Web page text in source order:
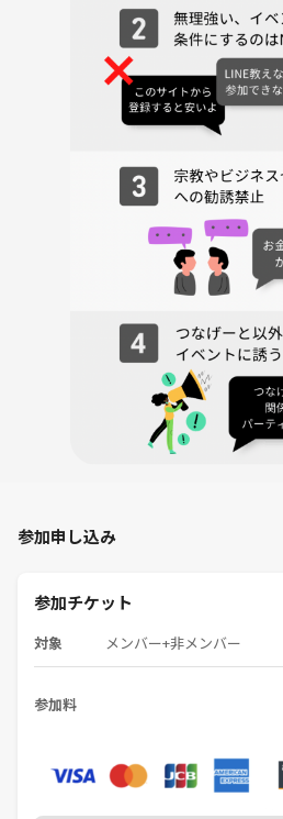
何か一品（食べ物、お菓子、お酒、おつ
を持ってきてください！
20歳以上の方ならどなたでもご参加く
またこれまでオフ会・読書会等で問題を
ご遠慮願います。
一般常識・ルール・マナーを守って楽し
いつ来ても帰られても大丈夫です！
・何か一品（食べ物、お菓子、お酒、
※二品でも三品でも大歓迎です！
・紹介本（本を紹介される方は）
・スリッパ(今回参加人数分ありません
■文学サロン朋来堂
東京都北区昭和町３丁目８−１４ 富永ビ
※目印としてすぐ近くに「中華レスト
和町図書館」があります。
※大通り（明治通り）の一本裏の道に入
https://goo.gl/maps/
参加申し込み
参加チケット
対象 メンバー+非メンバー
参加料